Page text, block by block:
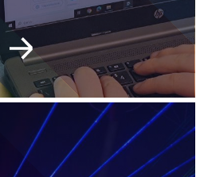
Immagine